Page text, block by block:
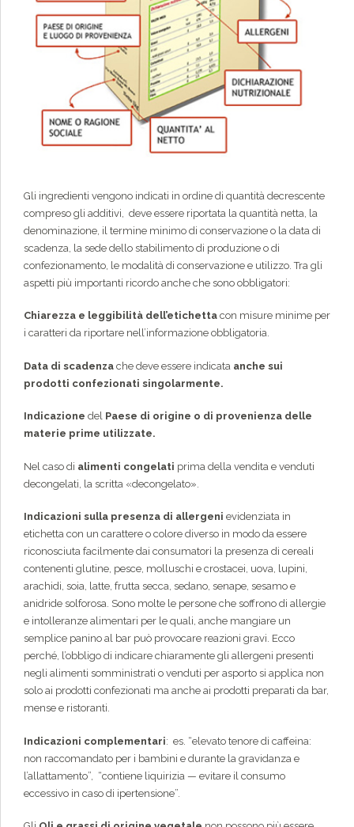
Gli ingredienti vengono indicati in ordine di quantità decrescente
compreso gli additivi, deve essere riportata la quantità netta, la
denominazione, il termine minimo di conservazione o la data di
scadenza, la sede dello stabilimento di produzione o di
confezionamento, le modalità di conservazione e utilizzo. Tra gli
aspetti più importanti ricordo anche che sono obbligatori:
Chiarezza e leggibilità dell’etichetta con misure minime per
i caratteri da riportare nell’informazione obbligatoria.
Data di scadenza che deve essere indicata anche sui
prodotti confezionati singolarmente.
Indicazione del Paese di origine o di provenienza delle
materie prime utilizzate.
Nel caso di alimenti congelati prima della vendita e venduti
decongelati, la scritta «decongelato».
Indicazioni sulla presenza di allergeni evidenziata in
etichetta con un carattere o colore diverso in modo da essere
riconosciuta facilmente dai consumatori la presenza di cereali
contenenti glutine, pesce, molluschi e crostacei, uova, lupini,
arachidi, soia, latte, frutta secca, sedano, senape, sesamo e
anidride solforosa. Sono molte le persone che soffrono di allergie
e intolleranze alimentari per le quali, anche mangiare un
semplice panino al bar può provocare reazioni gravi. Ecco
perché, l’obbligo di indicare chiaramente gli allergeni presenti
negli alimenti somministrati o venduti per asporto si applica non
solo ai prodotti confezionati ma anche ai prodotti preparati da bar,
mense e ristoranti.
Indicazioni complementari: es. “elevato tenore di caffeina:
non raccomandato per i bambini e durante la gravidanza e
l’allattamento”, “contiene liquirizia — evitare il consumo
eccessivo in caso di ipertensione”.